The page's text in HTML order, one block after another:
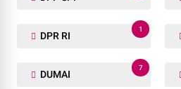
DPR RI
1
DUMAI
7